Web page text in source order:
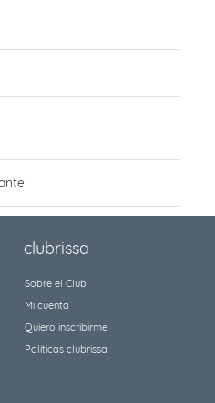
clubrissa
Sobre el Club
Mi cuenta
Quiero inscribirme
Políticas clubrissa